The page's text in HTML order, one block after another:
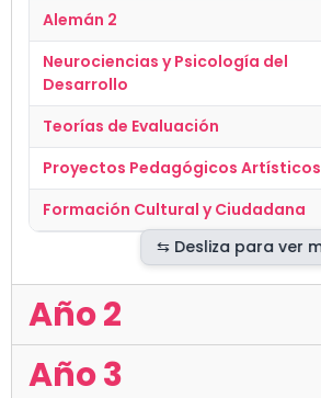
Alemán 2
Neurociencias y Psicología del
Desarrollo
Teorías de Evaluación
Proyectos Pedagógicos Artísticos
Formación Cultural y Ciudadana
Año 2
Año 3